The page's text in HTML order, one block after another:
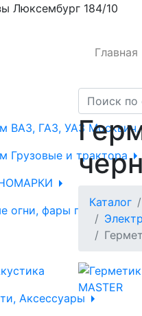
Люксембург 184/10
Главная
ВАЗ, ГАЗ, УАЗ
Грузовые и трактора
огни, фары
Аксессуары
Каталог